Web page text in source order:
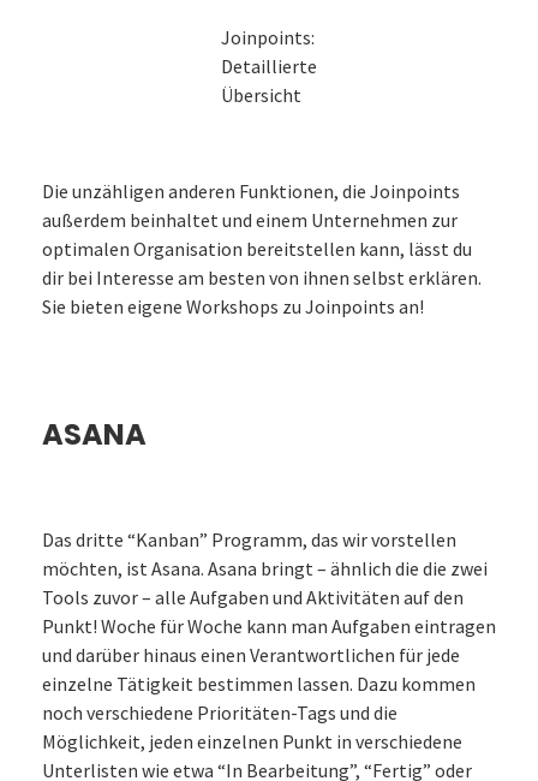
Joinpoints:
Detaillierte
Übersicht
Die unzähligen anderen Funktionen, die Joinpoints
außerdem beinhaltet und einem Unternehmen zur
optimalen Organisation bereitstellen kann, lässt du
dir bei Interesse am besten von ihnen selbst erklären.
Sie bieten eigene Workshops zu Joinpoints an!
ASANA
Das dritte “Kanban” Programm, das wir vorstellen
möchten, ist Asana. Asana bringt – ähnlich die die zwei
Tools zuvor – alle Aufgaben und Aktivitäten auf den
Punkt! Woche für Woche kann man Aufgaben eintragen
und darüber hinaus einen Verantwortlichen für jede
einzelne Tätigkeit bestimmen lassen. Dazu kommen
noch verschiedene Prioritäten-Tags und die
Möglichkeit, jeden einzelnen Punkt in verschiedene
Unterlisten wie etwa “In Bearbeitung”, “Fertig” oder